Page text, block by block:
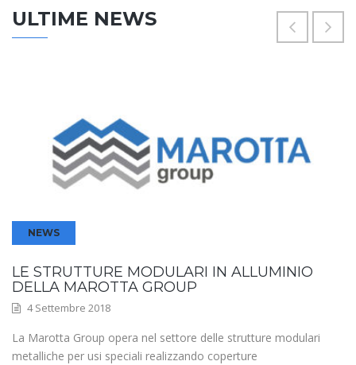
ULTIME NEWS
NEWS
LE STRUTTURE MODULARI IN ALLUMINIO
DELLA MAROTTA GROUP
4 Settembre 2018
La Marotta Group opera nel settore delle strutture modulari
metalliche per usi speciali realizzando coperture